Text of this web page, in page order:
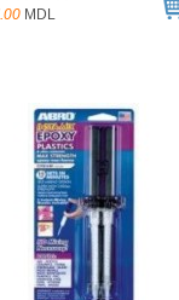
MDL